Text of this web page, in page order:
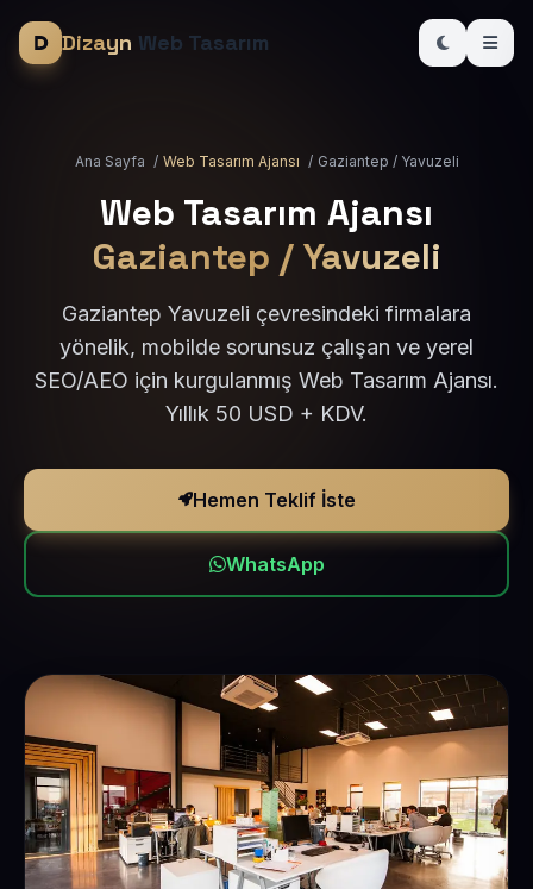
Dizayn Web Tasarım
Ana Sayfa / Web Tasarım Ajansı / Gaziantep / Yavuzeli
Web Tasarım Ajansı
Gaziantep / Yavuzeli
Gaziantep Yavuzeli çevresindeki firmalara
yönelik, mobilde sorunsuz çalışan ve yerel
SEO/AEO için kurgulanmış Web Tasarım Ajansı.
Yıllık 50 USD + KDV.
Hemen Teklif İste
WhatsApp